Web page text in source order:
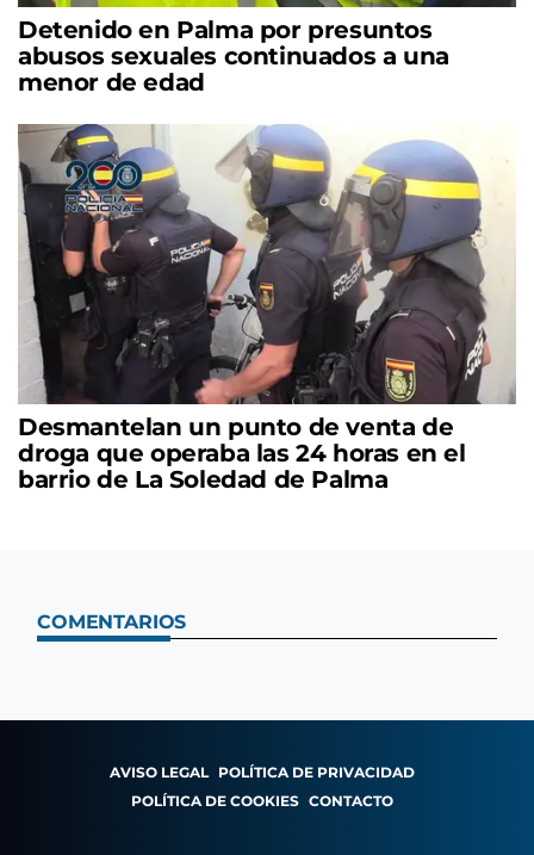
Detenido en Palma por presuntos
abusos sexuales continuados a una
menor de edad
Desmantelan un punto de venta de
droga que operaba las 24 horas en el
barrio de La Soledad de Palma
COMENTARIOS
AVISO LEGAL POLÍTICA DE PRIVACIDAD
POLÍTICA DE COOKIES CONTACTO